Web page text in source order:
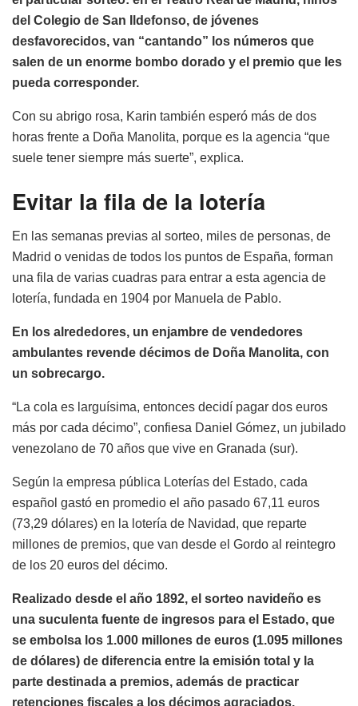
del Colegio de San Ildefonso, de jóvenes
desfavorecidos, van “cantando” los números que
salen de un enorme bombo dorado y el premio que les
pueda corresponder.
Con su abrigo rosa, Karin también esperó más de dos
horas frente a Doña Manolita, porque es la agencia “que
suele tener siempre más suerte”, explica.
Evitar la fila de la lotería
En las semanas previas al sorteo, miles de personas, de
Madrid o venidas de todos los puntos de España, forman
una fila de varias cuadras para entrar a esta agencia de
lotería, fundada en 1904 por Manuela de Pablo.
En los alrededores, un enjambre de vendedores
ambulantes revende décimos de Doña Manolita, con
un sobrecargo.
“La cola es larguísima, entonces decidí pagar dos euros
más por cada décimo”, confiesa Daniel Gómez, un jubilado
venezolano de 70 años que vive en Granada (sur).
Según la empresa pública Loterías del Estado, cada
español gastó en promedio el año pasado 67,11 euros
(73,29 dólares) en la lotería de Navidad, que reparte
millones de premios, que van desde el Gordo al reintegro
de los 20 euros del décimo.
Realizado desde el año 1892, el sorteo navideño es
una suculenta fuente de ingresos para el Estado, que
se embolsa los 1.000 millones de euros (1.095 millones
de dólares) de diferencia entre la emisión total y la
parte destinada a premios, además de practicar
retenciones fiscales a los décimos agraciados.